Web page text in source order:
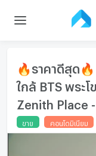
🔥ราคาดีสุด🔥
ใกล้ BTS พระ
Zenith Place
ขาย คอนโดมิเนียม